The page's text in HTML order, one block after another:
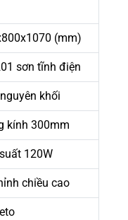
(mm)
sơn tĩnh điện
khối
kính 300mm
120W
chiều cao